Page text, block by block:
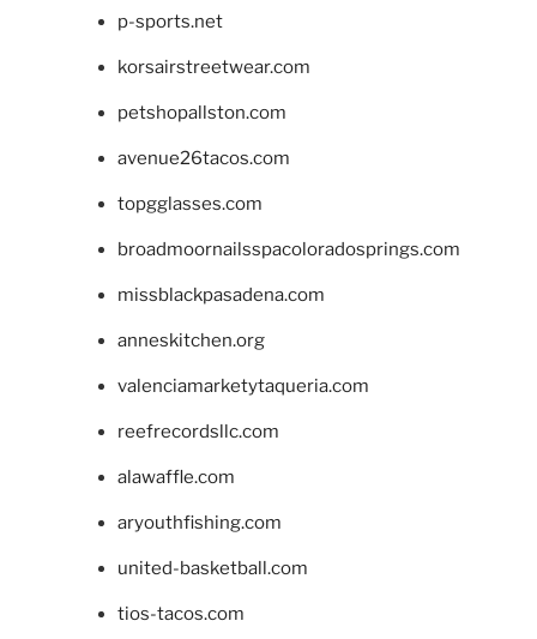
p-sports.net
korsairstreetwear.com
petshopallston.com
avenue26tacos.com
topgglasses.com
broadmoornailsspacoloradosprings.com
missblackpasadena.com
anneskitchen.org
valenciamarketytaqueria.com
reefrecordsllc.com
alawaffle.com
aryouthfishing.com
united-basketball.com
tios-tacos.com